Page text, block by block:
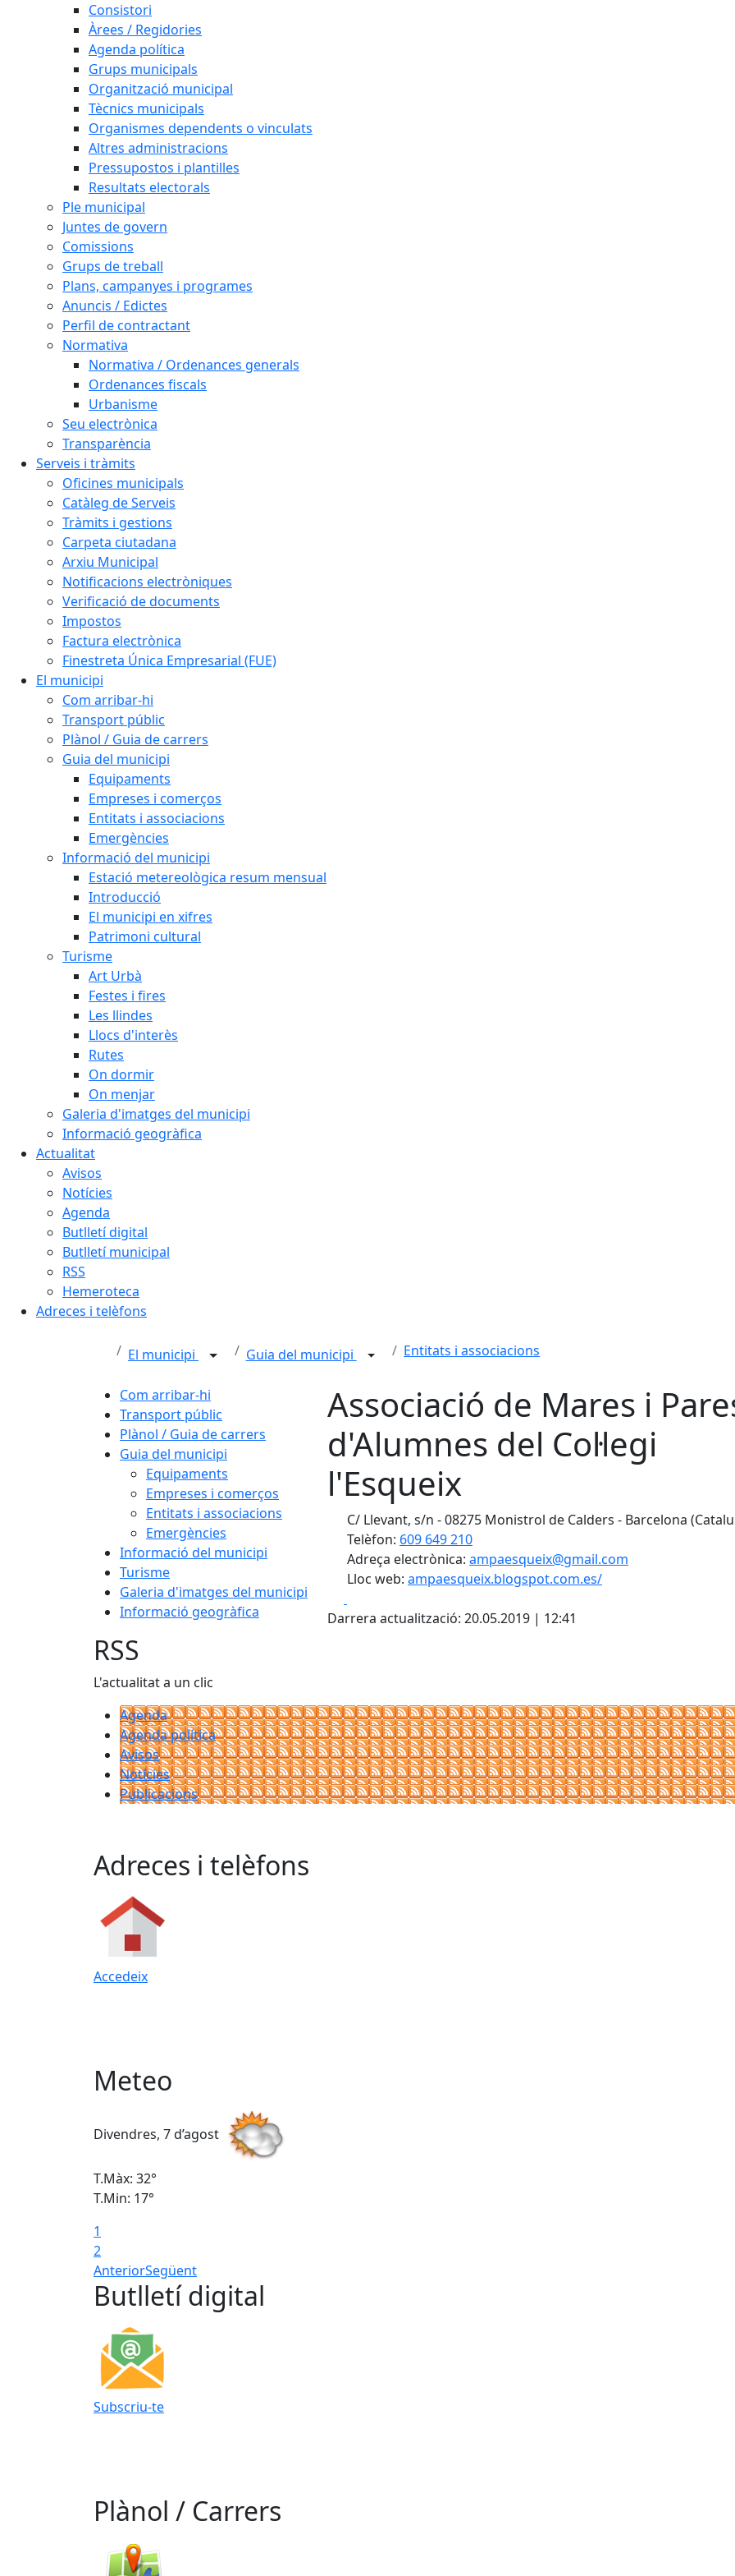
Consistori
Àrees / Regidories
Agenda política
Grups municipals
Organització municipal
Tècnics municipals
Organismes dependents o vinculats
Altres administracions
Pressupostos i plantilles
Resultats electorals
Ple municipal
Juntes de govern
Comissions
Grups de treball
Plans, campanyes i programes
Anuncis / Edictes
Perfil de contractant
Normativa
Normativa / Ordenances generals
Ordenances fiscals
Urbanisme
Seu electrònica
Transparència
Serveis i tràmits
Oficines municipals
Catàleg de Serveis
Tràmits i gestions
Carpeta ciutadana
Arxiu Municipal
Notificacions electròniques
Verificació de documents
Impostos
Factura electrònica
Finestreta Única Empresarial (FUE)
El municipi
Com arribar-hi
Transport públic
Plànol / Guia de carrers
Guia del municipi
Equipaments
Empreses i comerços
Entitats i associacions
Emergències
Informació del municipi
Estació metereològica resum mensual
Introducció
El municipi en xifres
Patrimoni cultural
Turisme
Art Urbà
Festes i fires
Les llindes
Llocs d'interès
Rutes
On dormir
On menjar
Galeria d'imatges del municipi
Informació geogràfica
Actualitat
Avisos
Notícies
Agenda
Butlletí digital
Butlletí municipal
RSS
Hemeroteca
Adreces i telèfons
El municipi Guia del municipi Entitats i associacions
Com arribar-hi
Transport públic
Plànol / Guia de carrers
Guia del municipi
Equipaments
Empreses i comerços
Entitats i associacions
Emergències
Informació del municipi
Turisme
Galeria d'imatges del municipi
Informació geogràfica
Associació de Mares i
d'Alumnes del Col·legi
l'Esqueix
C/ Llevant, s/n - 08275 Monistrol de Calders - Barcelona
Telèfon: 609 649 210
Adreça electrònica: ampaesqueix@gmail.com
Lloc web: ampaesqueix.blogspot.com.es/
Darrera actualització: 20.05.2019 | 12:41
RSS
L'actualitat a un clic
Agenda
Agenda política
Avisos
Notícies
Publicacions
Adreces i telèfons
Accedeix
Meteo
Divendres, 7 d’agost
T.Màx: 32°
T.Min: 17°
1
2
AnteriorSegüent
Butlletí digital
Subscriu-te
Plànol / Carrers